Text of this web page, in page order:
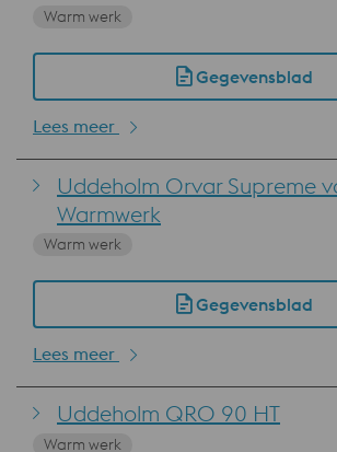
Warm werk
Gegevensblad
Lees meer
Uddeholm Orvar Supreme
Warmwerk
Warm werk
Gegevensblad
Lees meer
Uddeholm QRO 90 HT
Warm werk